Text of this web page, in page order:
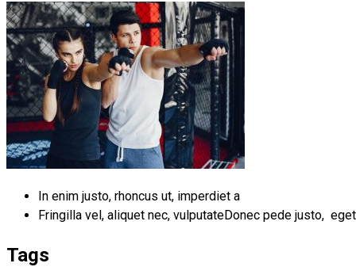
In enim justo, rhoncus ut, imperdiet a
Fringilla vel, aliquet nec, vulputateDonec pede justo,
Tags